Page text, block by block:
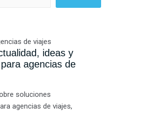
ideas y
agencias de
soluciones
agencias de viajes,